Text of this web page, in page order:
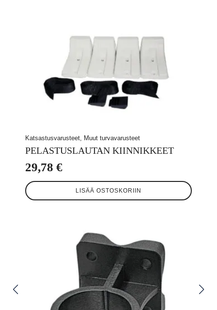
Katsastusvarusteet, Muut turvavarusteet
PELASTUSLAUTAN KIINNIKKEET
29,78 €
LISÄÄ OSTOSKORIIN